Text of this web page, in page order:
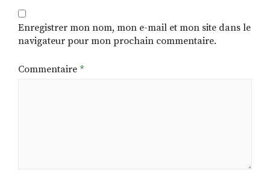
Enregistrer mon nom, mon e-mail et mon site dans le
navigateur pour mon prochain commentaire.
Commentaire *